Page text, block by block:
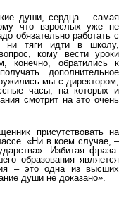
души, сердца – самая
что взрослых уже не
обязательно работать с
тяги идти в школу,
кому вести уроки
конечно, обратились к
дополнительное
мы с директором,
часы, на которых и
смотрит на это очень
присутствовать на
«Ни в коем случае, –
Избитая фраза.
образования является
– это одна из высших
души не доказано».